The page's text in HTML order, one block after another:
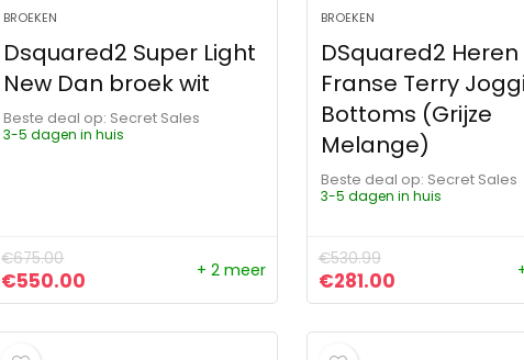
BROEKEN
Dsquared2 Super Light
New Dan broek wit
Beste deal op:
Secret Sales
3-5 dagen in huis
€675.00
Oorspronkelijke prijs was: €675.00.
€550.00 Huidige prijs is: €550.00.
+ 2 meer
BROEKEN
DSquared2 Heren
Franse Terry
Bottoms (Grijze
Melange)
Beste deal op:
Secret Sales
3-5 dagen in huis
€530.99
Oorspronkelijke
€281.00Huidige prijs